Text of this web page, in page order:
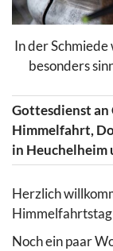
In der
besonders
Gottesdienst an
Himmelfahrt,
in Heuchelheim
Herzlich
Noch ein paar